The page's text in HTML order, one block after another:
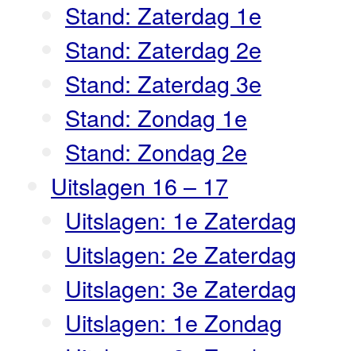
Stand: Zaterdag 1e
Stand: Zaterdag 2e
Stand: Zaterdag 3e
Stand: Zondag 1e
Stand: Zondag 2e
Uitslagen 16 – 17
Uitslagen: 1e Zaterdag
Uitslagen: 2e Zaterdag
Uitslagen: 3e Zaterdag
Uitslagen: 1e Zondag